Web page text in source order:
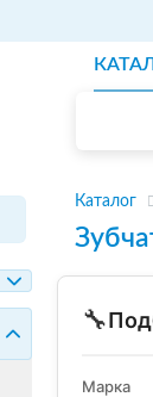
Каталог
🔧
Марка